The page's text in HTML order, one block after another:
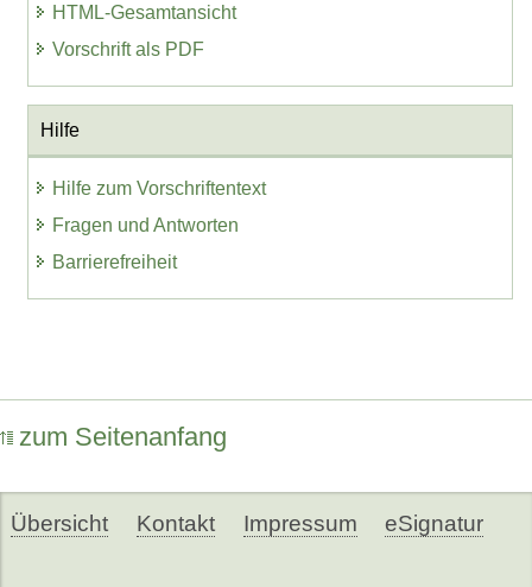
HTML-Gesamtansicht
Vorschrift als PDF
Hilfe
Hilfe zum Vorschriftentext
Fragen und Antworten
Barrierefreiheit
zum Seitenanfang
Übersicht Kontakt Impressum eSignatur